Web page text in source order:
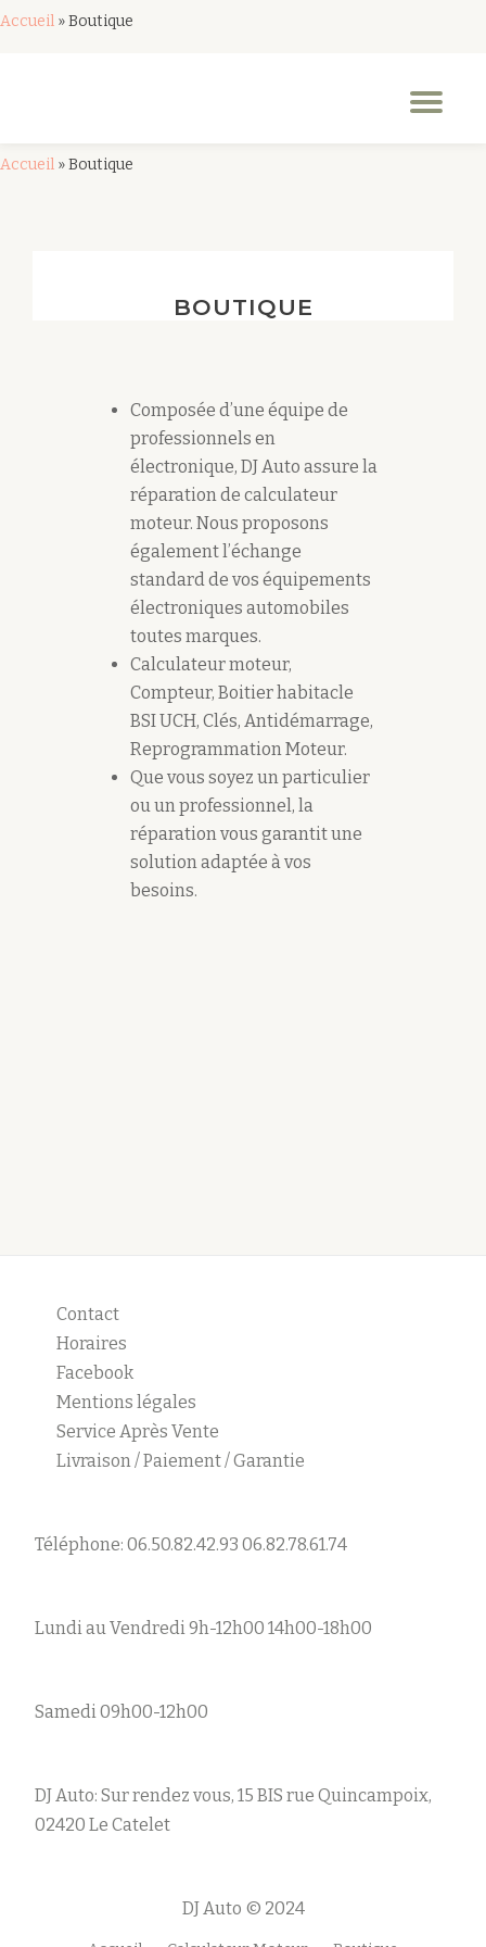
Accueil »Boutique
Accueil »Boutique
BOUTIQUE
Composée d’une équipe de
professionnels en
électronique, DJ Auto assure la
réparation de calculateur
moteur. Nous proposons
également l’échange
standard de vos équipements
électroniques automobiles
toutes marques.
Calculateur moteur,
Compteur, Boitier habitacle
BSI UCH, Clés, Antidémarrage,
Reprogrammation Moteur.
Que vous soyez un particulier
ou un professionnel, la
réparation vous garantit une
solution adaptée à vos
besoins.
Contact
Horaires
Facebook
Mentions légales
Service Après Vente
Livraison / Paiement / Garantie
Téléphone: 06.50.82.42.93 06.82.78.61.74
Lundi au Vendredi 9h-12h00 14h00-18h00
Samedi 09h00-12h00
DJ Auto: Sur rendez vous, 15 BIS rue Quincampoix,
02420 Le Catelet
DJ Auto © 2024